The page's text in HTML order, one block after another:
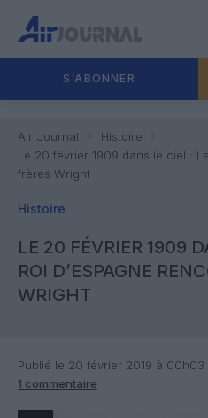
S'ABONNER
Air Journal
Histoire
Le 20 février 1909 dans le ciel :
frères Wright
Histoire
LE 20 FÉVRIER 1909
ROI D’ESPAGNE
WRIGHT
Publié le 20 février 2019 à 00h03
1 commentaire